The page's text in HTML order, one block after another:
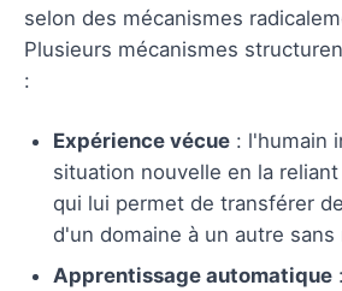
selon des mécanismes
Plusieurs mécanismes
:
Expérience vécue : l'humain
situation nouvelle en la
qui lui permet de transférer
d'un domaine à un autre
Apprentissage automatique